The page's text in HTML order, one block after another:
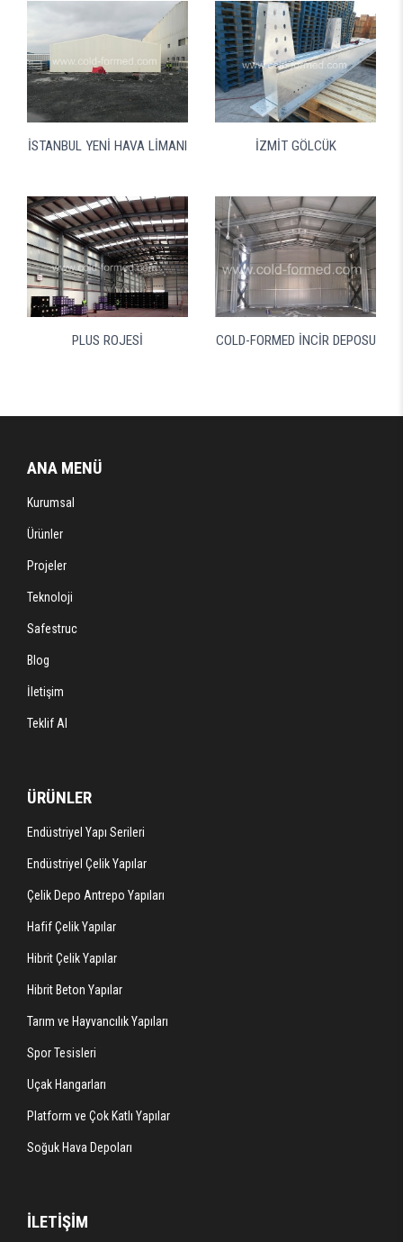
İSTANBUL YENİ HAVA LİMANI İZMİT GÖLCÜK
PLUS ROJESİ COLD-FORMED İNCİR DEPOSU
ANA MENÜ
Kurumsal
Ürünler
Projeler
Teknoloji
Safestruc
Blog
İletişim
Teklif Al
ÜRÜNLER
Endüstriyel Yapı Serileri
Endüstriyel Çelik Yapılar
Çelik Depo Antrepo Yapıları
Hafif Çelik Yapılar
Hibrit Çelik Yapılar
Hibrit Beton Yapılar
Tarım ve Hayvancılık Yapıları
Spor Tesisleri
Uçak Hangarları
Platform ve Çok Katlı Yapılar
Soğuk Hava Depoları
İLETİŞİM